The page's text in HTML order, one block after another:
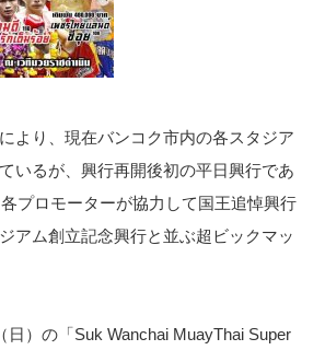
より、現在バンコク市内の各スタジア
いるが、興行再開後初の平日興行であ
プロモーターが協力して国王追悼興行
アム創立記念興行と並ぶ超ビックマッ
日）の「Suk Wanchai MuayThai Super